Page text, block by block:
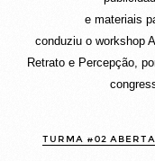
e materiais
conduziu o workshop
Retrato e Percepção,
TURMA #02